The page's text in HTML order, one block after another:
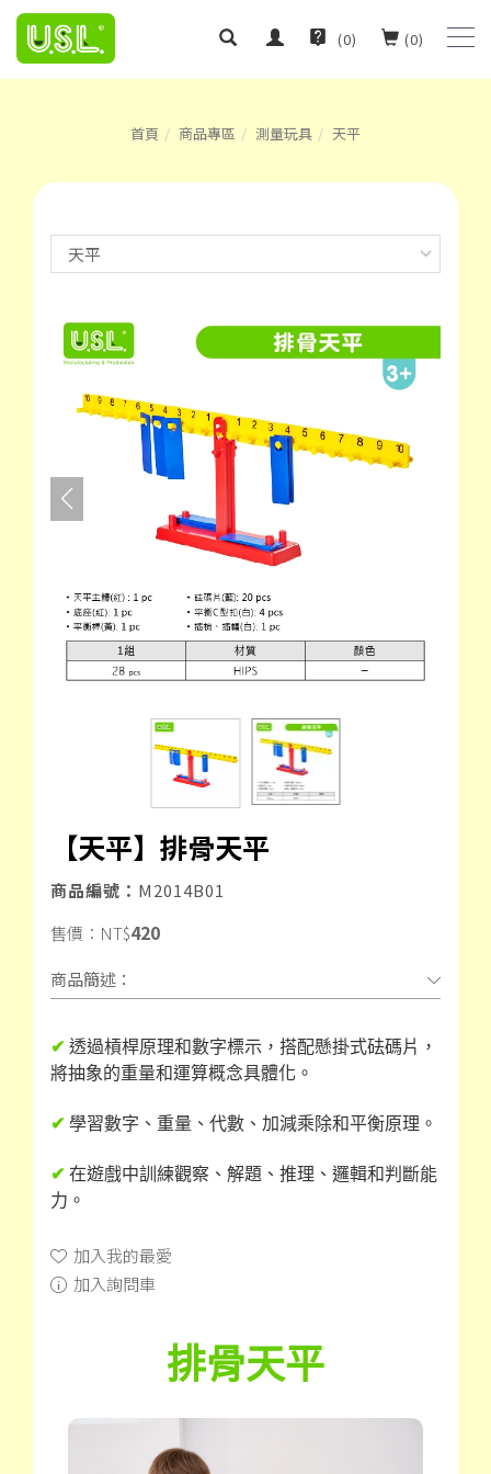
(0)
(0)
首頁 商品專區 測量玩具 天平
【天平】排骨天平
商品編號： M2014B01
售價： NT$420
商品簡述：
✔ 透過槓桿原理和數字標示，搭配懸掛式砝碼片，
將抽象的重量和運算概念具體化。
✔ 學習數字、重量、代數、加減乘除和平衡原理。
✔ 在遊戲中訓練觀察、解題、推理、邏輯和判斷能
力。
加入我的最愛
加入詢問車
排骨天平